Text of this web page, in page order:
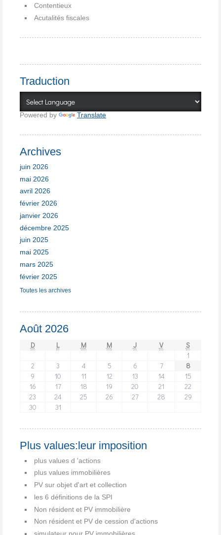
Contentieux
Acutalités fiscales
Traduction
Powered by Translate
Archives
juin 2026
mai 2026
avril 2026
février 2026
janvier 2026
décembre 2025
juin 2025
mai 2025
mars 2025
février 2025
Toutes les archives
Août 2026
D L M M J V
S
1
2
3 4 5 6 7
8
9
10 11 12 13 14
15
16
17 18 19 20 21
22
23
24 25 26 27 28
29
30
31
Plus values:leur imposition
plus values d 'actions
plus values immobilières
PV sur objet d'art et collection
les 6 définitions de la SPI
Non résident et PV immobilière
Non résident et PV de cession d'actions